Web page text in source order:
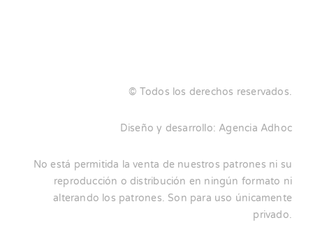
© Todos los derechos reservados.
Diseño y desarrollo: Agencia Adhoc
No está permitida la venta de nuestros patrones ni su
reproducción o distribución en ningún formato ni
alterando los patrones. Son para uso únicamente
privado.